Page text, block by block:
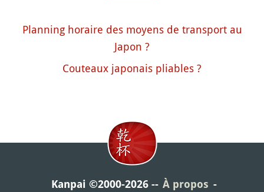
Planning horaire des moyens de transport au
Japon ?
Couteaux japonais pliables ?
Kanpai ©2000-2026 À propos